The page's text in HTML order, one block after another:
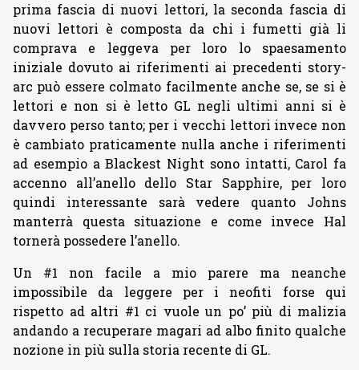
prima fascia di nuovi lettori, la seconda fascia di
nuovi lettori è composta da chi i fumetti già li
comprava e leggeva per loro lo spaesamento
iniziale dovuto ai riferimenti ai precedenti story-
arc può essere colmato facilmente anche se, se si è
lettori e non si è letto GL negli ultimi anni si è
davvero perso tanto; per i vecchi lettori invece non
è cambiato praticamente nulla anche i riferimenti
ad esempio a Blackest Night sono intatti, Carol fa
accenno all’anello dello Star Sapphire, per loro
quindi interessante sarà vedere quanto Johns
manterrà questa situazione e come invece Hal
tornerà possedere l’anello.
Un #1 non facile a mio parere ma neanche
impossibile da leggere per i neofiti forse qui
rispetto ad altri #1 ci vuole un po’ più di malizia
andando a recuperare magari ad albo finito qualche
nozione in più sulla storia recente di GL.